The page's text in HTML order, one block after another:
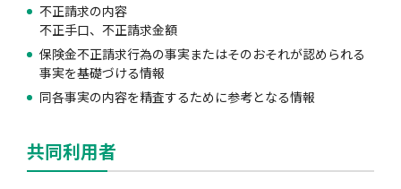
医療・介護保険
個人賠償責任保険
風水雪災等による損害を補償する損害保険
採用情報
所在地（本部・支部）
損害保険お役立ち情報
保険金の支払状況（第三分野）
会員会社等一覧
アジャスター試験
医療研修
交通事故医療研究助成
刊行物・報告書
最新情報
協会ニュースリリース
会員各社ニュースリリース
相談・通報等窓口トップ
損害保険の相談窓口
自然災害損保契約のご照会
English
不正請求の内容
不正手口、不正請求金額
保険金不正請求行為の事実またはそのおそれが認められる
事実を基礎づける情報
同各事実の内容を精査するために参考となる情報
共同利用者